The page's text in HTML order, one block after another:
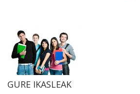
GURE IKASLEAK